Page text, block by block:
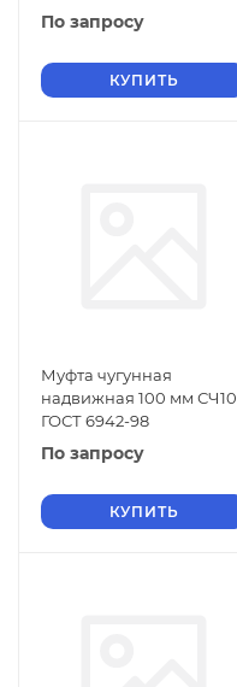
По запросу
КУПИТЬ
Муфта чугунная
надвижная 100 мм СЧ10
ГОСТ 6942-98
По запросу
КУПИТЬ